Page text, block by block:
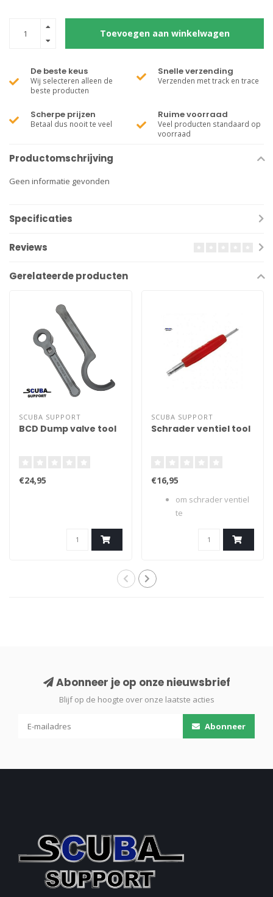
Toevoegen aan winkelwagen
De beste keus
Wij selecteren alleen de
beste producten
Snelle verzending
Verzenden met track en trace
Scherpe prijzen
Betaal dus nooit te veel
Ruime voorraad
Veel producten standaard op
voorraad
Productomschrijving
Geen informatie gevonden
Specificaties
Reviews
Gerelateerde producten
SCUBA SUPPORT
BCD Dump valve tool
€24,95
SCUBA SUPPORT
Schrader ventiel tool
€16,95
om schrader ventiel
te
monteren/demonteren
Abonneer je op onze nieuwsbrief
Blijf op de hoogte over onze laatste acties
Abonneer